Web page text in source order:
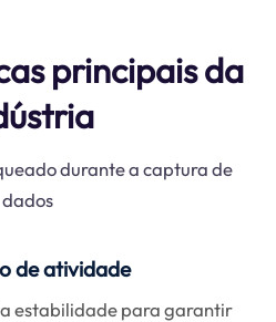
principais da
durante a captura de
dados
de atividade
estabilidade para garantir